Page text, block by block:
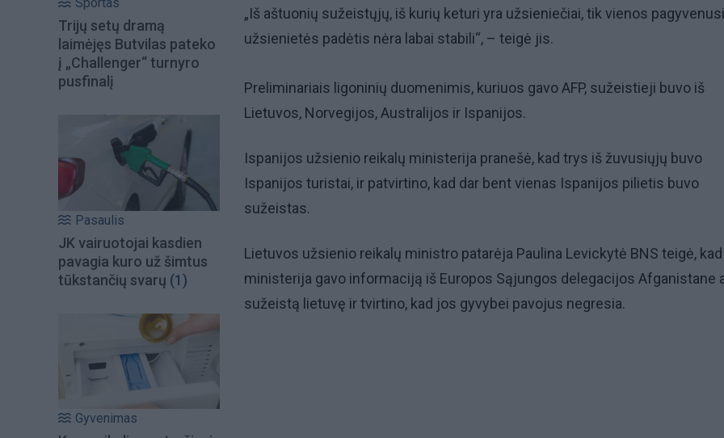
Trijų setų dramą
laimėjęs Butvilas pateko
į „Challenger“ turnyro
pusfinalį
Pasaulis
JK vairuotojai kasdien
pavagia kuro už šimtus
tūkstančių svarų (1)
Gyvenimas
„Iš aštuonių sužeistųjų, iš kurių keturi yra užsieniečiai, tik vienos
užsienietės padėtis nėra labai stabili“, – teigė jis.
Preliminariais ligoninių duomenimis, kuriuos gavo AFP, sužeistieji buvo iš
Lietuvos, Norvegijos, Australijos ir Ispanijos.
Ispanijos užsienio reikalų ministerija pranešė, kad trys iš žuvusiųjų buvo
Ispanijos turistai, ir patvirtino, kad dar bent vienas Ispanijos pilietis buvo
sužeistas.
Lietuvos užsienio reikalų ministro patarėja Paulina Levickytė BNS teigė, kad
ministerija gavo informaciją iš Europos Sąjungos delegacijos Afganistane
sužeistą lietuvę ir tvirtino, kad jos gyvybei pavojus negresia.